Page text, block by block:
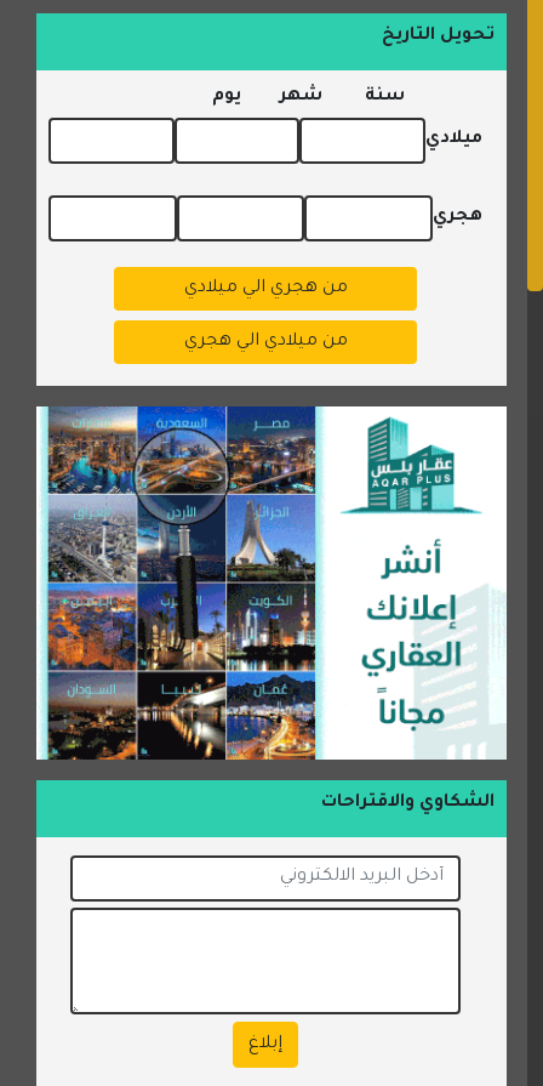
تحويل التاريخ
سنة شهر يوم
ميلادي
هجري
من هجري الي ميلادي
من ميلادي الي هجري
الشكاوي والاقتراحات
إبلاغ